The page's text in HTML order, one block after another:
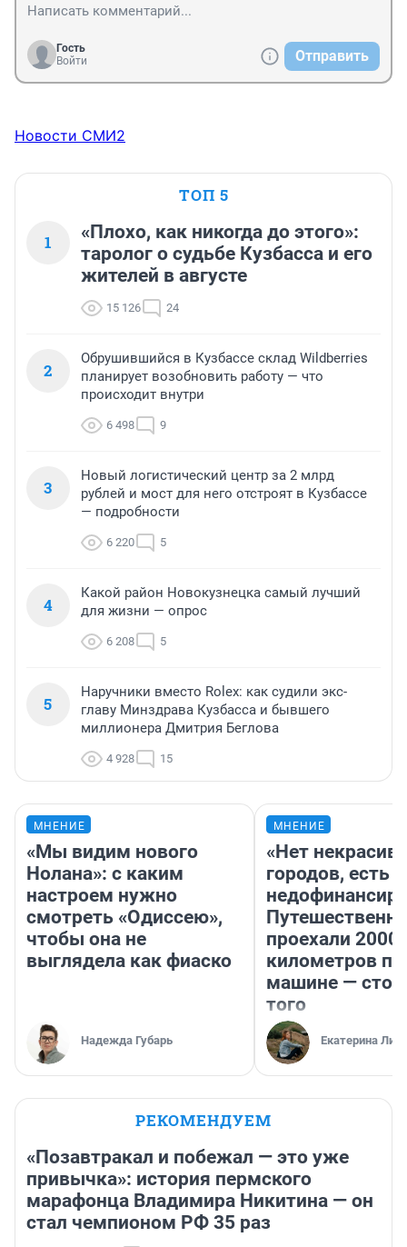
Гость
Войти
Отправить
Новости СМИ2
ТОП 5
1
«Плохо, как никогда до этого»:
таролог о судьбе Кузбасса и его
жителей в августе
15 126 24
2
Обрушившийся в Кузбассе склад Wildberries
планирует возобновить работу — что
происходит внутри
6 498 9
3
Новый логистический центр за 2 млрд
рублей и мост для него отстроят в Кузбассе
— подробности
6 220 5
4
Какой район Новокузнецка самый лучший
для жизни — опрос
6 208 5
5
Наручники вместо Rolex: как судили экс-
главу Минздрава Кузбасса и бывшего
миллионера Дмитрия Беглова
4 928 15
МНЕНИЕ
«Мы видим нового
Нолана»: с каким
настроем нужно
смотреть «Одиссею»,
чтобы она не
выглядела как фиаско
Надежда Губарь
МНЕНИЕ
«Нет
городов, есть
проехали 2000
километров по
машине —
того
Екатерина
РЕКОМЕНДУЕМ
«Позавтракал и побежал — это уже
привычка»: история пермского
марафонца Владимира Никитина — он
стал чемпионом РФ 35 раз